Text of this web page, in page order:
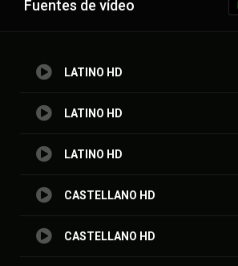
Fuentes de vídeo
LATINO HD
LATINO HD
LATINO HD
CASTELLANO HD
CASTELLANO HD